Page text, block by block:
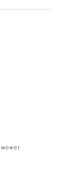
может